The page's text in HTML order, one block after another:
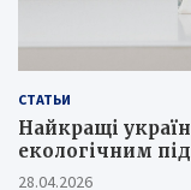
СТАТЬИ
Найкращі
екологічним
28.04.2026